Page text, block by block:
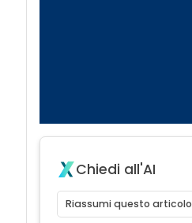
Chiedi all'AI
Riassumi questo articolo